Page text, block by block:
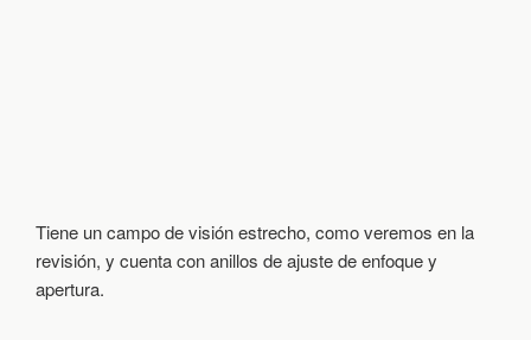
Tiene un campo de visión estrecho, como veremos en la
revisión, y cuenta con anillos de ajuste de enfoque y
apertura.